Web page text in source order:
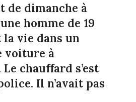
de dimanche à
homme de 19
vie dans un
voiture à
chauffard s’est
Il n’avait pas